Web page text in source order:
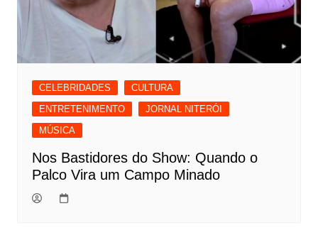
CELEBRIDADES
CULTURA
ENTRETENIMENTO
JORNAL NITERÓI
MÚSICA
Nos Bastidores do Show: Quando o
Palco Vira um Campo Minado